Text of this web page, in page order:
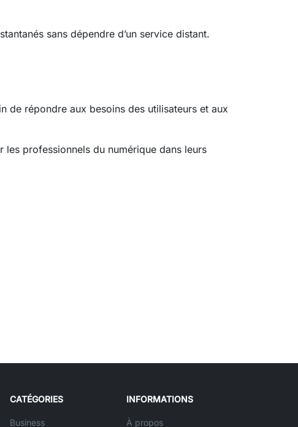
sans dépendre d’un service distant.
de répondre aux besoins des utilisateurs et aux
professionnels du numérique dans leurs
CATÉGORIES
Business
INFORMATIONS
À propos